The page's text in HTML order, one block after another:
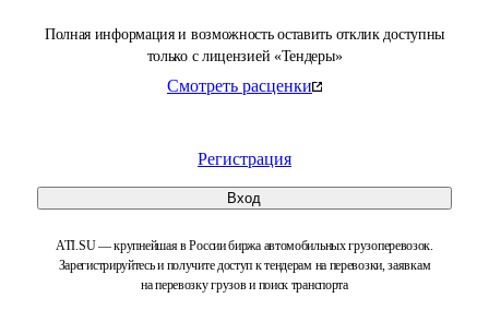
Полная информация и возможность оставить отклик доступны
только с лицензией «Тендеры»
Смотреть расценки
Регистрация
Вход
ATI.SU — крупнейшая в России биржа автомобильных грузоперевозок.
Зарегистрируйтесь и получите доступ к тендерам на перевозки, заявкам
на перевозку грузов и поиск транспорта